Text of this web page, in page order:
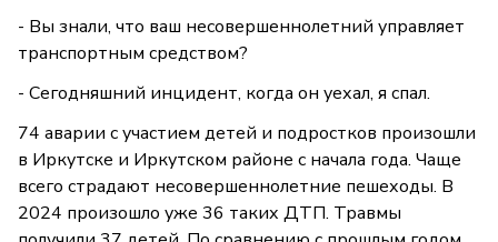
- Вы знали, что ваш несовершеннолетний управляет
транспортным средством?
- Сегодняшний инцидент, когда он уехал, я спал.
74 аварии с участием детей и подростков произошли
в Иркутске и Иркутском районе с начала года. Чаще
всего страдают несовершеннолетние пешеходы. В
2024 произошло уже 36 таких ДТП. Травмы